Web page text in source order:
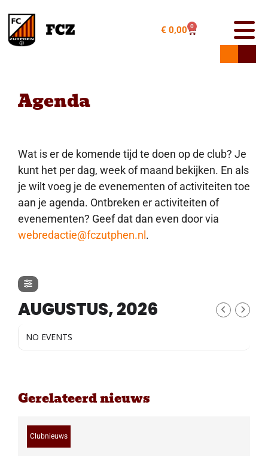
€ 0,00 0
Agenda
Wat is er de komende tijd te doen op de club? Je
kunt het per dag, week of maand bekijken. En als
je wilt voeg je de evenementen of activiteiten toe
aan je agenda. Ontbreken er activiteiten of
evenementen? Geef dat dan even door via
webredactie@fczutphen.nl .
AUGUSTUS, 2026
NO EVENTS
Gerelateerd nieuws
Clubnieuws